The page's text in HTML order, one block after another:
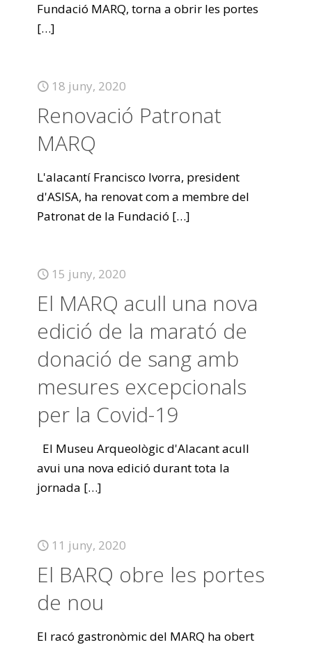
Fundació MARQ, torna a obrir les portes
[…]
18 juny, 2020
Renovació Patronat
MARQ
L'alacantí Francisco Ivorra, president
d'ASISA, ha renovat com a membre del
Patronat de la Fundació […]
15 juny, 2020
El MARQ acull una nova
edició de la marató de
donació de sang amb
mesures excepcionals
per la Covid-19
El Museu Arqueològic d'Alacant acull
avui una nova edició durant tota la
jornada […]
11 juny, 2020
El BARQ obre les portes
de nou
El racó gastronòmic del MARQ ha obert